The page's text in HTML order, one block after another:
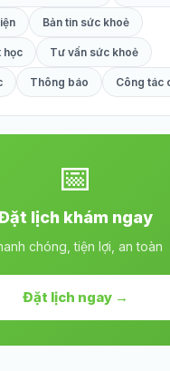
Bản tin sức khoẻ
học Tư vấn sức khoẻ
Thông báo Công tác
📅
lịch khám ngay
chóng, tiện lợi, an toàn
Đặt lịch ngay →